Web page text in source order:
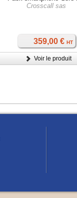
Crosscall sas
359,00 € HT
Voir le produit